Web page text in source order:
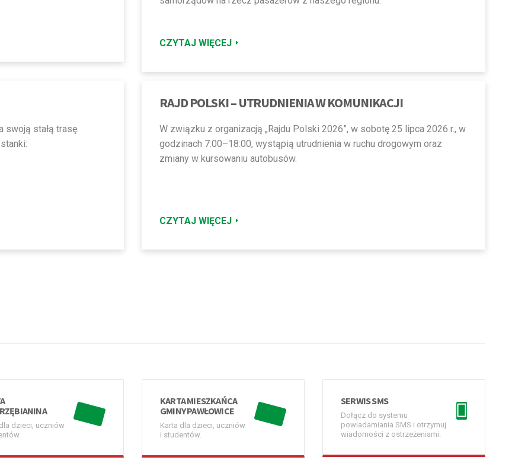
samorządów na rzecz pasażerów z naszego regionu.
CZYTAJ WIĘCEJ
swoją stałą trasę.
RAJD POLSKI – UTRUDNIENIA W KOMUNIKACJI
W związku z organizacją „Rajdu Polski 2026”, w sobotę 25 lipca 2026 r., w
godzinach 7:00–18:00, wystąpią utrudnienia w ruchu drogowym oraz
zmiany w kursowaniu autobusów.
CZYTAJ WIĘCEJ
dzieci, uczniów
KARTA MIESZKAŃCA
GMINY PAWŁOWICE
Karta dla dzieci, uczniów
SERWIS SMS
Dołącz do systemu
powiadamiania SMS i otrzymuj